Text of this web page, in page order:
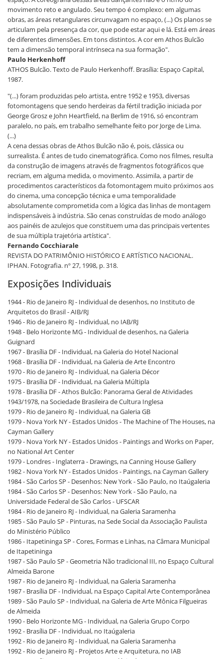
movimento reto e angulado. Seu tempo é complexo: em algumas
obras, as áreas retangulares circunvagam no espaço, (...) Os planos se
articulam pela presença da cor, que pode estar aqui e lá. Está em áreas
de diferentes dimensões. Em tons distintos. A cor em Athos Bulcão
tem a dimensão temporal intrínseca na sua formação".
Paulo Herkenhoff
ATHOS Bulcão. Texto de Paulo Herkenhoff. Brasília: Espaço Capital,
1987.
"(...) foram produzidas pelo artista, entre 1952 e 1953, diversas
fotomontagens que sendo herdeiras da fértil tradição iniciada por
George Grosz e John Heartfield, na Berlim de 1916, só encontram
paralelo, no país, em trabalho semelhante feito por Jorge de Lima.
(...)
A cena dessas obras de Athos Bulcão não é, pois, clássica ou
surrealista. É antes de tudo cinematográfica. Como nos filmes, resulta
da construção de imagens através de fragmentos fotográficos que
recriam, em alguma medida, o movimento. Assimila, a partir de
procedimentos característicos da fotomontagem muito próximos aos
do cinema, uma concepção técnica e uma temporalidade
absolutamente comprometida com a lógica das linhas de montagem
indispensáveis à indústria. São cenas construídas de modo análogo
aos painéis de azulejos que constituem uma das principais vertentes
de sua múltipla trajetória artística".
Fernando Cocchiarale
REVISTA DO PATRIMÔNIO HISTÓRICO E ARTÍSTICO NACIONAL.
IPHAN. Fotografia. nº 27, 1998, p. 318.
Exposições Individuais
1944 - Rio de Janeiro RJ - Individual de desenhos, no Instituto de
Arquitetos do Brasil - AIB/RJ
1946 - Rio de Janeiro RJ - Individual, no IAB/RJ
1948 - Belo Horizonte MG - Individual de desenhos, na Galeria
Guignard
1967 - Brasília DF - Individual, na Galeria do Hotel Nacional
1968 - Brasília DF - Individual, na Galeria de Arte Encontro
1970 - Rio de Janeiro RJ - Individual, na Galeria Décor
1975 - Brasília DF - Individual, na Galeria Múltipla
1978 - Brasília DF - Athos Bulcão: Panorama Geral de Atividades
1943/1978, na Sociedade Brasileira de Cultura Inglesa
1979 - Rio de Janeiro RJ - Individual, na Galeria GB
1979 - Nova York NY - Estados Unidos - The Machine of The Houses, na
Cayman Gallery
1979 - Nova York NY - Estados Unidos - Paintings and Works on Paper,
no National Art Center
1979 - Londres - Inglaterra - Drawings, na Canning House Gallery
1982 - Nova York NY - Estados Unidos - Paintings, na Cayman Gallery
1984 - São Carlos SP - Desenhos: New York - São Paulo, no Itaúgaleria
1984 - São Carlos SP - Desenhos: New York - São Paulo, na
Universidade Federal de São Carlos - UFSCAR
1984 - Rio de Janeiro RJ - Individual, na Galeria Saramenha
1985 - São Paulo SP - Pinturas, na Sede Social da Associação Paulista
do Ministério Público
1986 - Itapetininga SP - Cores, Formas e Linhas, na Câmara Municipal
de Itapetininga
1987 - São Paulo SP - Geometria Não tradicional III, no Espaço Cultural
Almeida Barone
1987 - Rio de Janeiro RJ - Individual, na Galeria Saramenha
1987 - Brasília DF - Individual, na Espaço Capital Arte Contemporânea
1989 - São Paulo SP - Individual, na Galeria de Arte Mônica Filgueiras
de Almeida
1990 - Belo Horizonte MG - Individual, na Galeria Grupo Corpo
1992 - Brasília DF - Individual, no Itaúgaleria
1992 - Rio de Janeiro RJ - Individual, na Galeria Saramenha
1992 - Rio de Janeiro RJ - Projetos Arte e Arquitetura, no IAB